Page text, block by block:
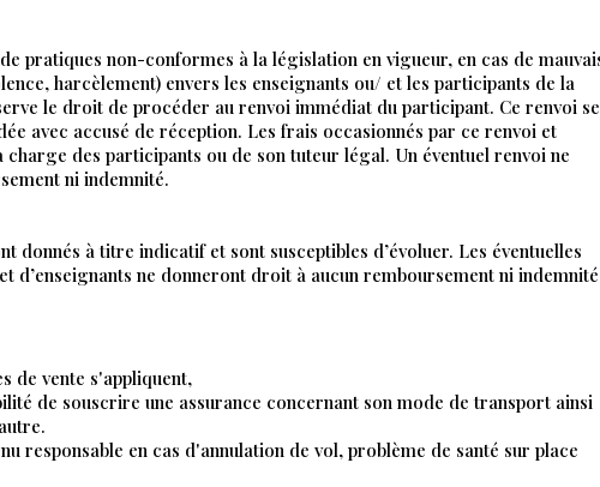
pratiques non-conformes à la législation en vigueur, en cas de
harcèlement) envers les enseignants ou/ et les participants de la
le droit de procéder au renvoi immédiat du participant. Ce renvoi
avec accusé de réception. Les frais occasionnés par ce renvoi et
charge des participants ou de son tuteur légal. Un éventuel renvoi ne
ni indemnité.
donnés à titre indicatif et sont susceptibles d’évoluer. Les éventuelles
d’enseignants ne donneront droit à aucun remboursement ni
de vente s'appliquent,
de souscrire une assurance concernant son mode de transport ainsi
responsable en cas d'annulation de vol, problème de santé sur place